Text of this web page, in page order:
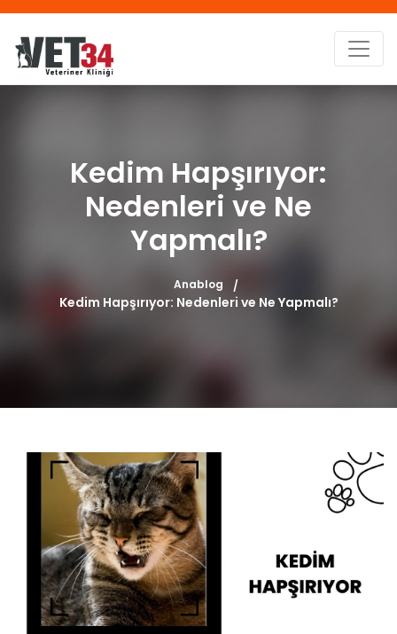
Kedim Hapşırıyor:
Nedenleri ve Ne
Yapmalı?
Anablog
Kedim Hapşırıyor: Nedenleri ve Ne Yapmalı?